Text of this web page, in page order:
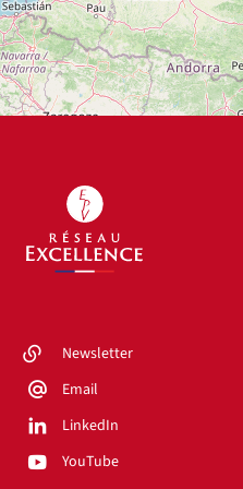
Newsletter
Email
LinkedIn
YouTube